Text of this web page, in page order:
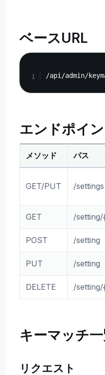
ベースURL
エンドポイ
メソッド パス
GET/PUT /settings
GET /setting/
POST /setting
PUT /setting
DELETE /setting/
キーマッチ
リクエスト